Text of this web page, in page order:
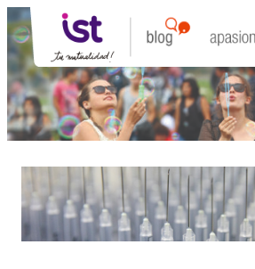
Saltar
al
contenido